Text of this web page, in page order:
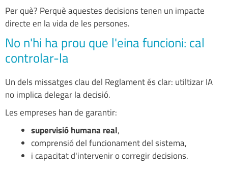
Per què? Perquè aquestes decisions tenen un impacte
directe en la vida de les persones.
No n'hi ha prou que l'eina funcioni: cal
controlar-la
Un dels missatges clau del Reglament és clar: utiltizar IA
no implica delegar la decisió.
Les empreses han de garantir:
supervisió humana real,
comprensió del funcionament del sistema,
i capacitat d'intervenir o corregir decisions.